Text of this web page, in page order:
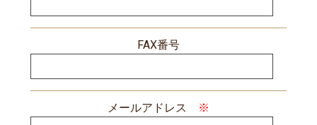
FAX番号
メールアドレス ※